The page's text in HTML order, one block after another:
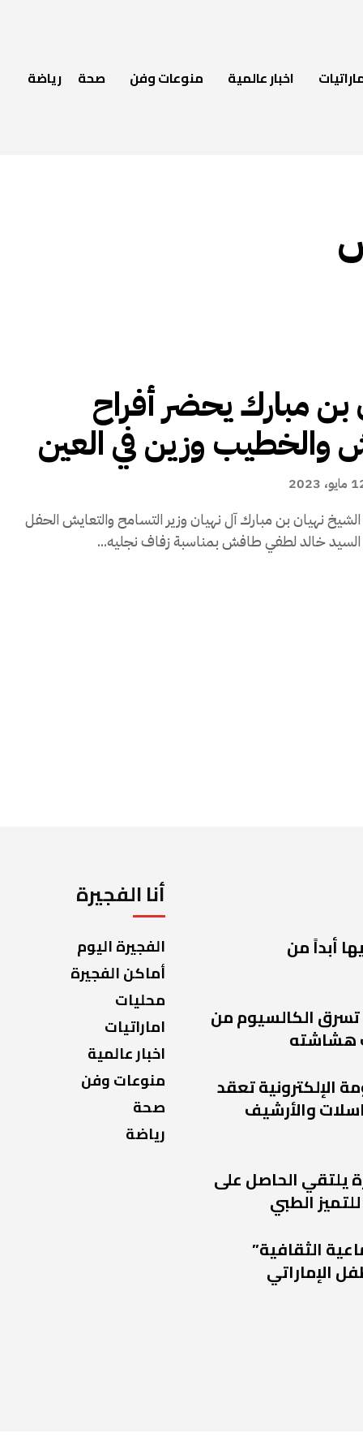
اخبار عالمية منوعات وفن صحة رياضة
بن مبارك يحضر أفراح
والخطيب وزين في العين
2023
نهيان بن مبارك آل نهيان وزير التسامح والتعايش الحفل
السيد خالد لطفي طافش بمناسبة زفاف نجليه...
أنا الفجيرة
الفجيرة اليوم
أماكن الفجيرة
محليات
اماراتيات
اخبار عالمية
منوعات وفن
صحة
رياضة
أبداً من
الكالسيوم من
هشاشته
الإلكترونية تعقد
والأرشيف
يلتقي الحاصل على
الطبي
الثقافية”
الإماراتي